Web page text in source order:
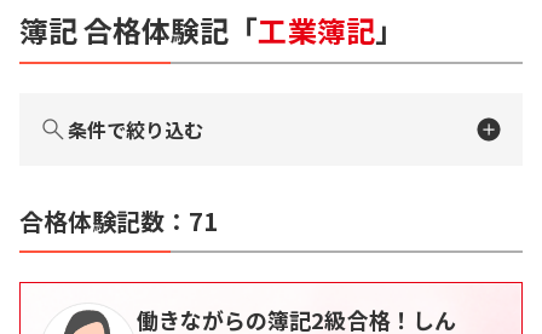
簿記合格体験記 「工業簿記」
条件で絞り込む
合格体験記数： 71
働きながらの簿記2級合格！しん